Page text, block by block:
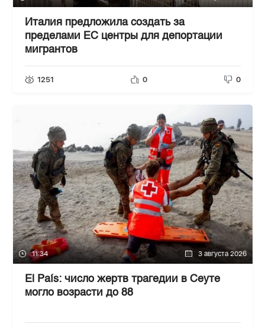
Италия предложила создать за
пределами ЕС центры для депортации
мигрантов
1251 0 0
11:34 3 августа 2026
El País: число жертв трагедии в Сеуте
могло возрасти до 88